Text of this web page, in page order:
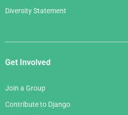
Diversity Statement
Get Involved
Join a Group
Contribute to Django